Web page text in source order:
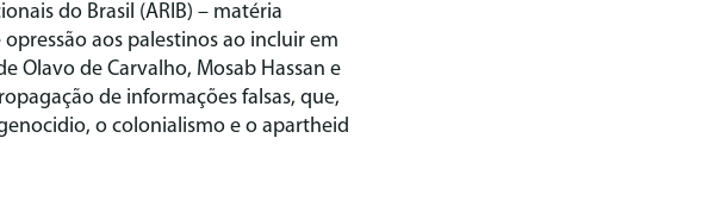
do Brasil (ARIB) – matéria
aos palestinos ao incluir em
Olavo de Carvalho, Mosab Hassan e
de informações falsas, que,
o colonialismo e o apartheid